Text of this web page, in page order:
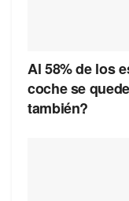
Al 58% de los
coche se
también?